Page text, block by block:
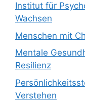
Institut für
Wachsen
Menschen mit
Mentale
Resilienz
Verstehen